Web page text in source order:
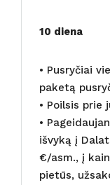
10 diena
• Pusryčiai
paketą
• Poilsis prie
•
išvyką į
€/asm., į
pietūs,